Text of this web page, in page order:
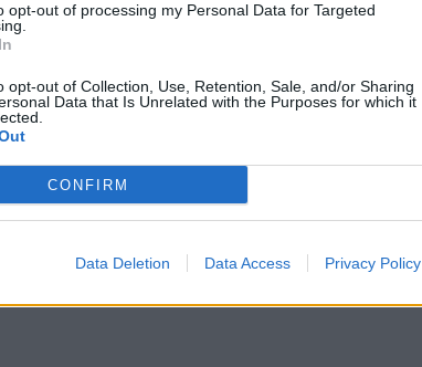
opt-out of processing my Personal Data for Targeted
opt-out of Collection, Use, Retention, Sale, and/or Sharing
Data that Is Unrelated with the Purposes for which it
CONFIRM
Data Deletion Data Access Privacy Policy